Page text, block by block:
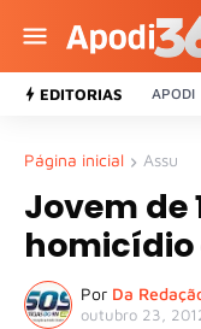
EDITORIAS APODI
Página inicial Assu
Jovem de
homicídio
Por Da
outubro 23,